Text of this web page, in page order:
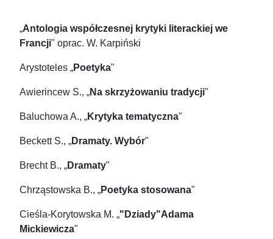
„Antologia współczesnej krytyki literackiej we
Francji" oprac. W. Karpiński
Arystoteles „Poetyka"
Awierincew S., „Na skrzyżowaniu tradycji"
Baluchowa A., „Krytyka tematyczna"
Beckett S., „Dramaty. Wybór"
Brecht B., „Dramaty"
Chrząstowska B., „Poetyka stosowana"
Cieśla-Korytowska M. „"Dziady"Adama
Mickiewicza"